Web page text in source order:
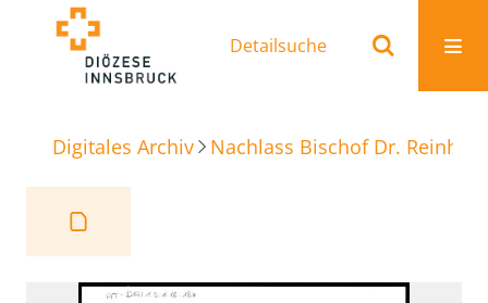
Detailsuche
Digitales Archiv Nachlass Bischof Dr.